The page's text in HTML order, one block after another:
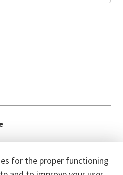
for the proper functioning